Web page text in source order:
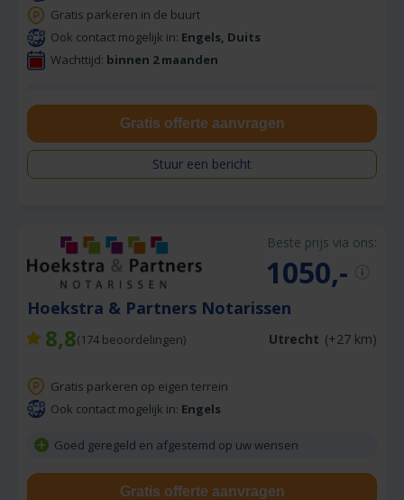
Gratis parkeren in de buurt
Ook contact mogelijk in: Engels, Duits
Wachttijd: binnen 2 maanden
Gratis offerte aanvragen
Stuur een bericht
Beste prijs via ons:
1050,-
Hoekstra & Partners Notarissen
8,8(174 beoordelingen) Utrecht (+27 km)
Gratis parkeren op eigen terrein
Ook contact mogelijk in: Engels
Goed geregeld en afgestemd op uw wensen
Gratis offerte aanvragen